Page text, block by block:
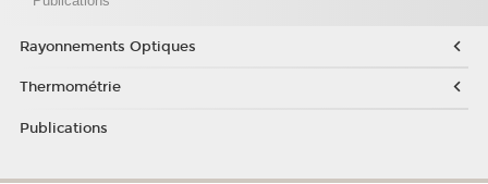
Rayonnements Optiques
Thermométrie
Publications